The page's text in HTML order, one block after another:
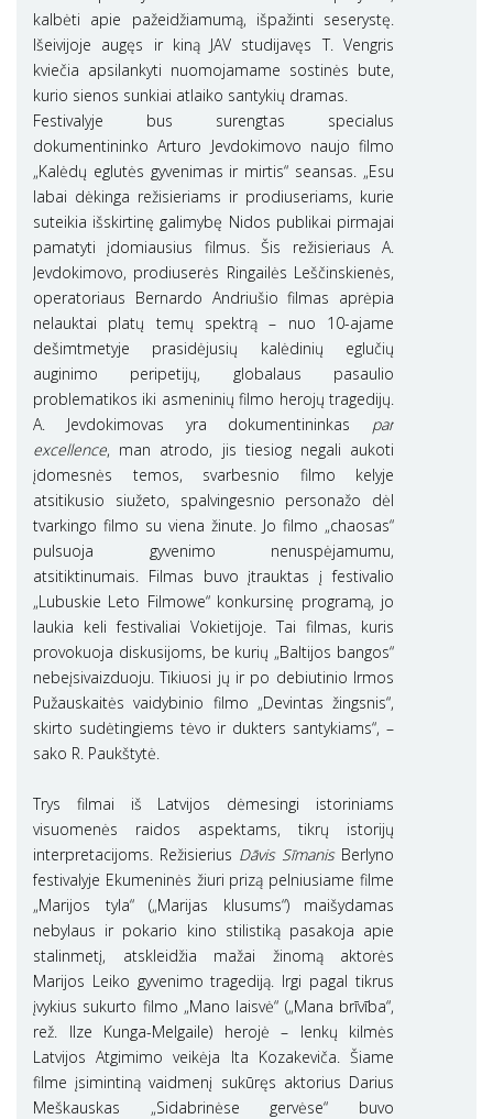
kalbėti apie pažeidžiamumą, išpažinti seserystę.
Išeivijoje augęs ir kiną JAV studijavęs T. Vengris
kviečia apsilankyti nuomojamame sostinės bute,
kurio sienos sunkiai atlaiko santykių dramas.
Festivalyje bus surengtas specialus
dokumentininko Arturo Jevdokimovo naujo filmo
„Kalėdų eglutės gyvenimas ir mirtis“ seansas. „Esu
labai dėkinga režisieriams ir prodiuseriams, kurie
suteikia išskirtinę galimybę Nidos publikai pirmajai
pamatyti įdomiausius filmus. Šis režisieriaus A.
Jevdokimovo, prodiuserės Ringailės Leščinskienės,
operatoriaus Bernardo Andriušio filmas aprėpia
nelauktai platų temų spektrą – nuo 10-ajame
dešimtmetyje prasidėjusių kalėdinių eglučių
auginimo peripetijų, globalaus pasaulio
problematikos iki asmeninių filmo herojų tragedijų.
A. Jevdokimovas yra dokumentininkas par
excellence, man atrodo, jis tiesiog negali aukoti
įdomesnės temos, svarbesnio filmo kelyje
atsitikusio siužeto, spalvingesnio personažo dėl
tvarkingo filmo su viena žinute. Jo filmo „chaosas“
pulsuoja gyvenimo nenuspėjamumu,
atsitiktinumais. Filmas buvo įtrauktas į festivalio
„Lubuskie Leto Filmowe“ konkursinę programą, jo
laukia keli festivaliai Vokietijoje. Tai filmas, kuris
provokuoja diskusijoms, be kurių „Baltijos bangos“
nebeįsivaizduoju. Tikiuosi jų ir po debiutinio Irmos
Pužauskaitės vaidybinio filmo „Devintas žingsnis“,
skirto sudėtingiems tėvo ir dukters santykiams“, –
sako R. Paukštytė.
Trys filmai iš Latvijos dėmesingi istoriniams
visuomenės raidos aspektams, tikrų istorijų
interpretacijoms. Režisierius Dāvis Sīmanis Berlyno
festivalyje Ekumeninės žiuri prizą pelniusiame filme
„Marijos tyla“ („Marijas klusums“) maišydamas
nebylaus ir pokario kino stilistiką pasakoja apie
stalinmetį, atskleidžia mažai žinomą aktorės
Marijos Leiko gyvenimo tragediją. Irgi pagal tikrus
įvykius sukurto filmo „Mano laisvė“ („Mana brīvība“,
rež. Ilze Kunga-Melgaile) herojė – lenkų kilmės
Latvijos Atgimimo veikėja Ita Kozakeviča. Šiame
filme įsimintiną vaidmenį sukūręs aktorius Darius
Meškauskas „Sidabrinėse gervėse“ buvo